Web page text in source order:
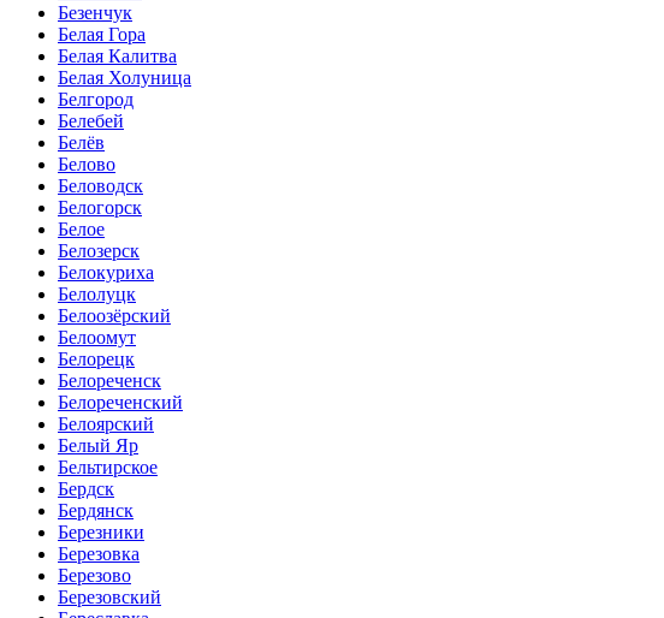
Безенчук
Белая Гора
Белая Калитва
Белая Холуница
Белгород
Белебей
Белёв
Белово
Беловодск
Белогорск
Белое
Белозерск
Белокуриха
Белолуцк
Белоозёрский
Белоомут
Белорецк
Белореченск
Белореченский
Белоярский
Белый Яр
Бельтирское
Бердск
Бердянск
Березники
Березовка
Березово
Березовский